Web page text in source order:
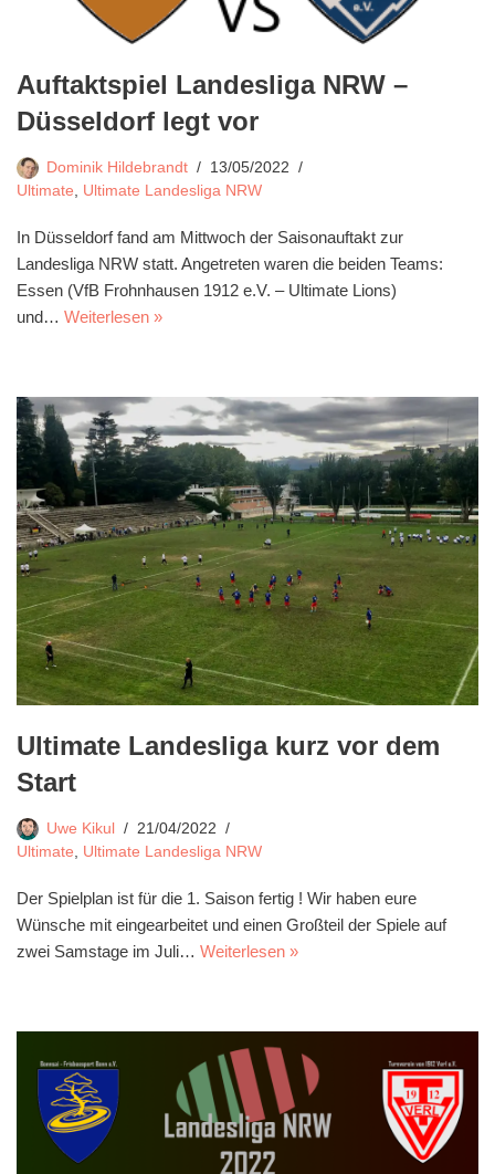
Auftaktspiel Landesliga NRW –
Düsseldorf legt vor
Dominik Hildebrandt
13/05/2022
Ultimate, Ultimate Landesliga NRW
In Düsseldorf fand am Mittwoch der Saisonauftakt zur
Landesliga NRW statt. Angetreten waren die beiden Teams:
Essen (VfB Frohnhausen 1912 e.V. – Ultimate Lions)
und… Weiterlesen »
Ultimate Landesliga kurz vor dem
Start
Uwe Kikul
21/04/2022
Ultimate, Ultimate Landesliga NRW
Der Spielplan ist für die 1. Saison fertig ! Wir haben eure
Wünsche mit eingearbeitet und einen Großteil der Spiele auf
zwei Samstage im Juli… Weiterlesen »